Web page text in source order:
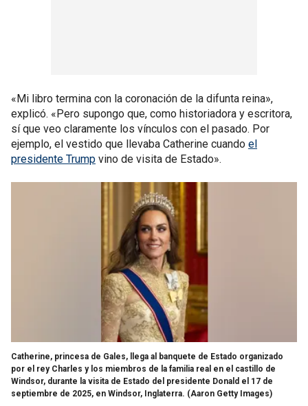
«Mi libro termina con la coronación de la difunta reina»,
explicó. «Pero supongo que, como historiadora y escritora,
sí que veo claramente los vínculos con el pasado. Por
ejemplo, el vestido que llevaba Catherine cuando el
presidente Trump vino de visita de Estado».
Catherine, princesa de Gales, llega al banquete de Estado organizado
por el rey Charles y los miembros de la familia real en el castillo de
Windsor, durante la visita de Estado del presidente Donald el 17 de
septiembre de 2025, en Windsor, Inglaterra. (Aaron Getty Images)